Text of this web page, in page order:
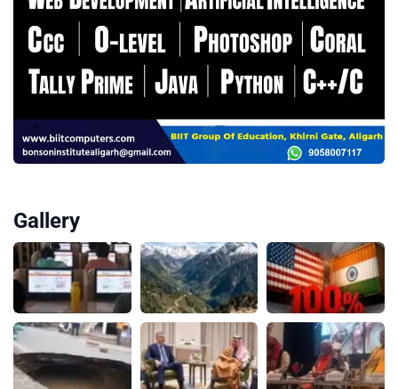
Gallery